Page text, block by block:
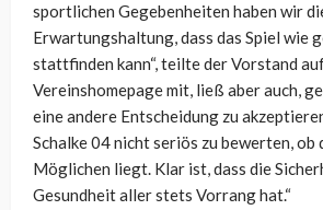
sportlichen Gegebenheiten haben wir
Erwartungshaltung, dass das Spiel wie
stattfinden kann“, teilte der Vorstand
Vereinshomepage mit, ließ aber auch,
eine andere Entscheidung zu
Schalke 04 nicht seriös zu bewerten, ob
Möglichen liegt. Klar ist, dass die
Gesundheit aller stets Vorrang hat.“